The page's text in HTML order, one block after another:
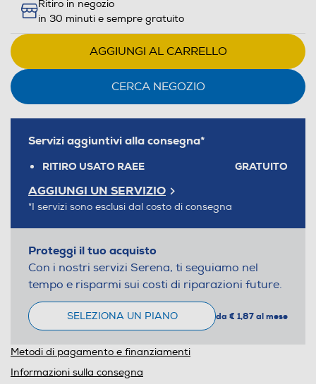
Ritiro in negozio
in 30 minuti e sempre gratuito
AGGIUNGI AL CARRELLO
CERCA NEGOZIO
Servizi aggiuntivi alla consegna*
RITIRO USATO RAEE GRATUITO
AGGIUNGI UN SERVIZIO
*I servizi sono esclusi dal costo di consegna
Proteggi il tuo acquisto
Con i nostri servizi Serena, ti seguiamo nel
tempo e risparmi sui costi di riparazioni future.
SELEZIONA UN PIANO da € 1,87 al mese
Metodi di pagamento e finanziamenti
Informazioni sulla consegna